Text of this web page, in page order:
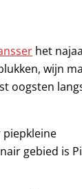
het
wijn
oogsten
piepkleine
gebied is